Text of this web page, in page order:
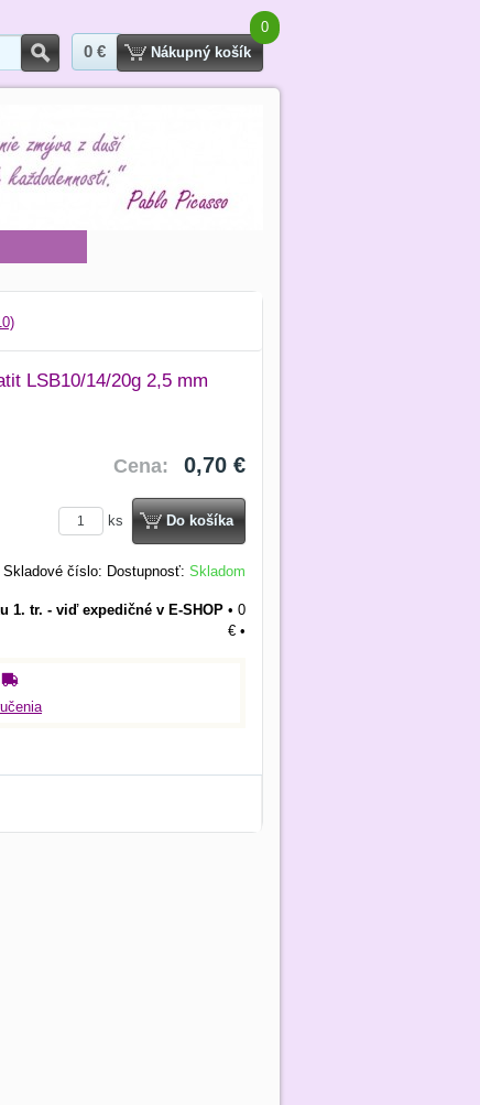
Hľadať
0 €
0
Nákupný košík
LSB10/14/20g 2,5 mm
Cena: 0,70 €
ks Do košíka
Skladové číslo: Dostupnosť: Skladom
1. tr. - viď expedičné v E-SHOP • 0
€ •